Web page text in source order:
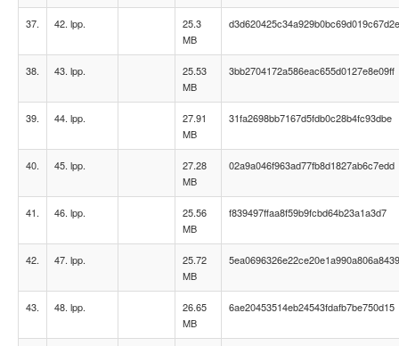
37. 42. lpp.
25.3
MB
d3d620425c34a929b0bc69d019c67d2e
38. 43. lpp.
25.53
MB
3bb2704172a586eac655d0127e8e09ff
39. 44. lpp.
27.91
MB
31fa2698bb7167d5fdb0c28b4fc93dbe
40. 45. lpp.
27.28
MB
02a9a046f963ad77fb8d1827ab6c7edd
41. 46. lpp.
25.56
MB
f839497ffaa8f59b9fcbd64b23a1a3d7
42. 47. lpp.
25.72
MB
5ea0696326e22ce20e1a990a806a8439
43. 48. lpp.
26.65
MB
6ae20453514eb24543fdafb7be750d15